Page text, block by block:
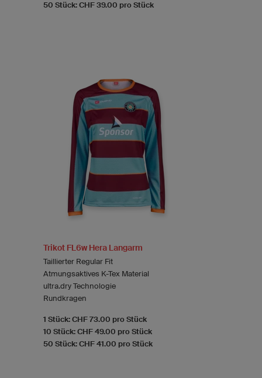
50 Stück: CHF 39.00 pro Stück
Trikot FL6w Hera Langarm
Taillierter Regular Fit
Atmungsaktives K-Tex Material
ultra.dry Technologie
Rundkragen
1 Stück: CHF 73.00 pro Stück
10 Stück: CHF 49.00 pro Stück
50 Stück: CHF 41.00 pro Stück